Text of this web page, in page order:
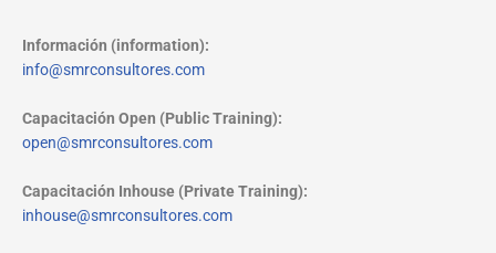
Información (information):
info@smrconsultores.com
Capacitación Open (Public Training):
open@smrconsultores.com
Capacitación Inhouse (Private Training):
inhouse@smrconsultores.com